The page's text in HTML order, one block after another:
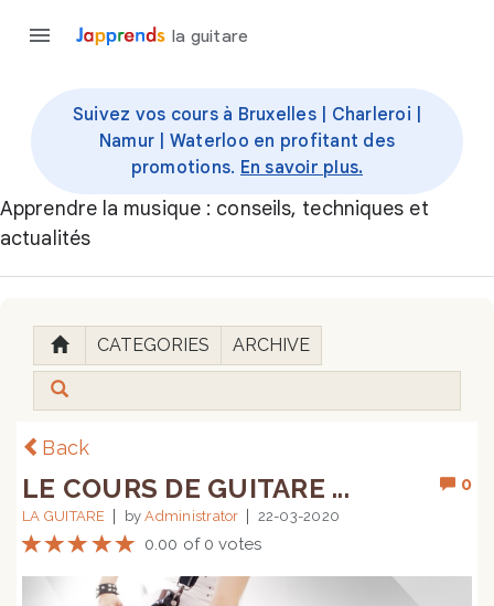
la guitare
Suivez vos cours à Bruxelles | Charleroi |
Namur | Waterloo en profitant des
promotions. En savoir plus.
Apprendre la musique : conseils, techniques et
actualités
CATEGORIES ARCHIVE
Back
0
LE COURS DE GUITARE ...
LA GUITARE byAdministrator 22-03-2020
0.00 of 0 votes